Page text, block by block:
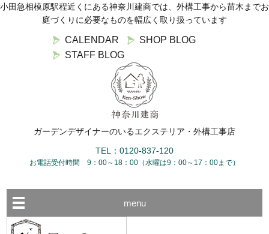
小田急相模原駅程近くにある神奈川建商では、外構工事から苗木までお
庭づくりに必要なものを幅広く取り扱っています
CALENDAR
SHOP BLOG
STAFF BLOG
ガーデンデザイナーのいるエクステリア・外構工事店
TEL：0120-837-120
お電話受付時間 9：00～18：00（水曜は9：00～17：00まで）
menu